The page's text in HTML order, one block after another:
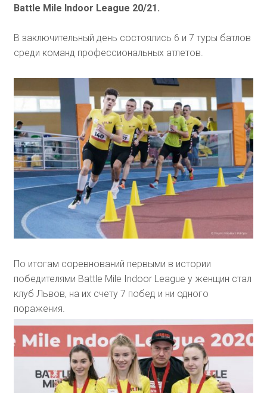
Battle Mile Indoor League 20/21.
В заключительный день состоялись 6 и 7 туры батлов
среди команд профессиональных атлетов.
По итогам соревнований первыми в истории
победителями Battle Mile Indoor League у женщин стал
клуб Львов, на их счету 7 побед и ни одного
поражения.